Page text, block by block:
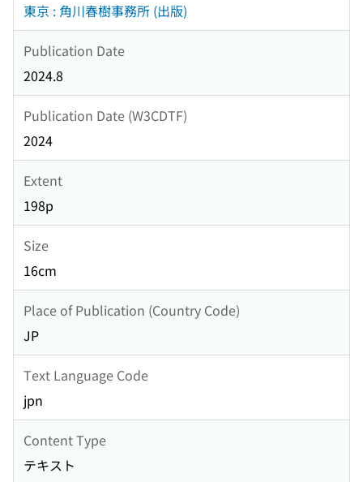
東京 : 角川春樹事務所 (出版)
Publication Date
2024.8
Publication Date (W3CDTF)
2024
Extent
198p
Size
16cm
Place of Publication (Country Code)
JP
Text Language Code
jpn
Content Type
テキスト